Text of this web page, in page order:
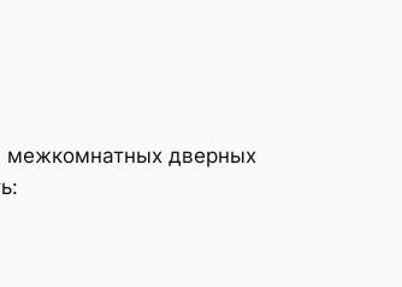
межкомнатных дверных